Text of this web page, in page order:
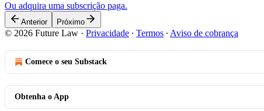
Ou adquira uma subscrição paga.
Anterior Próximo
© 2026 Future Law · Privacidade ∙ Termos ∙ Aviso de cobrança
Comece o seu Substack
Obtenha o App